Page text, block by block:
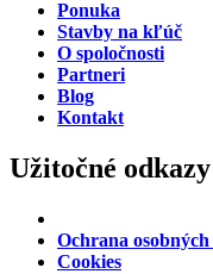
Ponuka
Stavby na kľúč
O spoločnosti
Partneri
Blog
Kontakt
Užitočné odkazy
Ochrana
Cookies